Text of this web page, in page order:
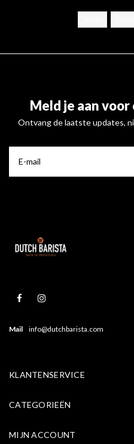
Meld je aan
Ontvang de laatste updates,
Mail info@dutchbarista.com
KLANTENSERVICE
CATEGORIEËN
MIJN ACCOUNT